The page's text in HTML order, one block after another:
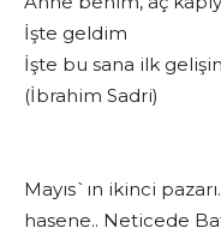
İşte geldim
İşte bu sana ilk
(İbrahim Sadri)
Mayıs`ın ikinci
hasene.. Neticede